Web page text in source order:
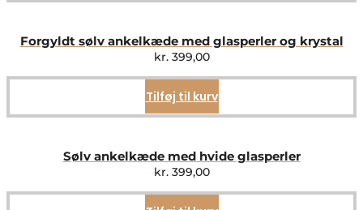
Forgyldt sølv ankelkæde med glasperler og krystal
kr.399,00
Tilføj til kurv
Sølv ankelkæde med hvide glasperler
kr.399,00